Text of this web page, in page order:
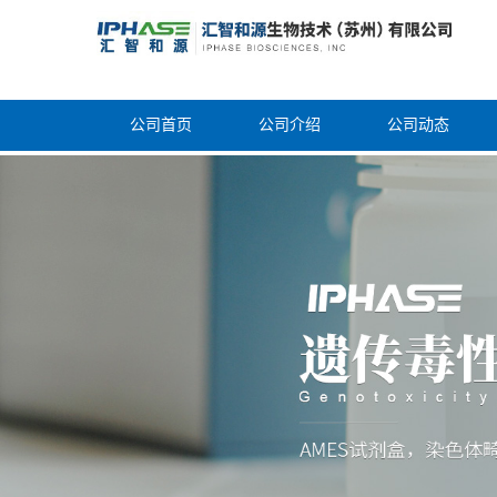
公司首页 公司介绍 公司动态